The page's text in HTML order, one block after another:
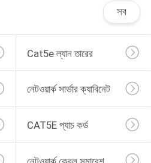
সব
Cat5e ল্যান তারের
নেটওয়ার্ক সার্ভার ক্যাবিনেট
CAT5E প্যাচ কর্ড